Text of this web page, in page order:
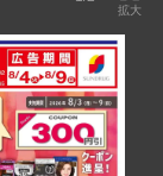
拡大